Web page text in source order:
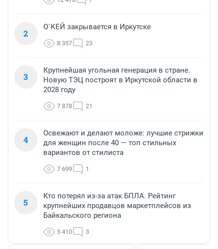
2
О`КЕЙ закрывается в Иркутске
8 357 23
3
Крупнейшая угольная генерация в стране.
Новую ТЭЦ построят в Иркутской области в
2028 году
7 878 21
4
Освежают и делают моложе: лучшие стрижки
для женщин после 40 — топ стильных
вариантов от стилиста
7 699 1
5
Кто потерял из-за атак БПЛА. Рейтинг
крупнейших продавцов маркетплейсов из
Байкальского региона
5 410 3